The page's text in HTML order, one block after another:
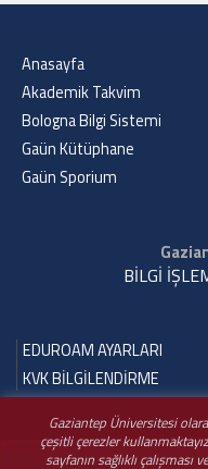
Gaziantep Üniversitesi
çeşitli çerezler
sayfanın sağlıklı çalışması
Anasayfa
Akademik Takvim
Bologna Bilgi Sistemi
Gaün Kütüphane
Gaün Sporium
BİLGİ
EDUROAM AYARLARI
KVK BİLGİLENDİRME